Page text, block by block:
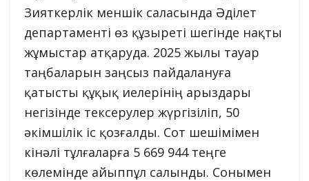
Зияткерлік меншік саласында Әділет
департаменті өз құзыреті шегінде нақты
жұмыстар атқаруда. 2025 жылы тауар
таңбаларын заңсыз пайдалануға
қатысты құқық иелерінің арыздары
негізінде тексерулер жүргізіліп, 50
әкімшілік іс қозғалды. Сот шешімімен
кінәлі тұлғаларға 5 669 944 теңге
көлемінде айыппұл салынды. Сонымен